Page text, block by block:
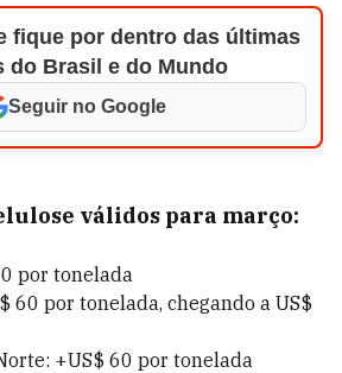
fique por dentro das últimas
do Brasil e do Mundo
Seguir no Google
válidos para março:
por tonelada
60 por tonelada, chegando a US$
+US$ 60 por tonelada